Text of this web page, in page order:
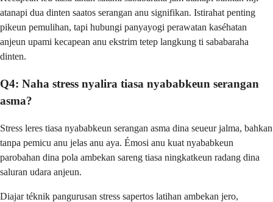
atanapi dua dinten saatos serangan anu signifikan. Istirahat penting
pikeun pemulihan, tapi hubungi panyayogi perawatan kaséhatan
anjeun upami kecapean anu ekstrim tetep langkung ti sababaraha
dinten.
Q4: Naha stress nyalira tiasa nyababkeun serangan
asma?
Stress leres tiasa nyababkeun serangan asma dina seueur jalma, bahkan
tanpa pemicu anu jelas anu aya. Émosi anu kuat nyababkeun
parobahan dina pola ambekan sareng tiasa ningkatkeun radang dina
saluran udara anjeun.
Diajar téknik pangurusan stress sapertos latihan ambekan jero,